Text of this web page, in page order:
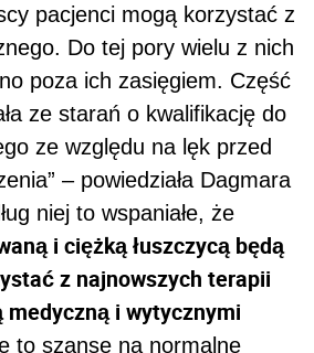
pacjenci mogą korzystać z
Do tej pory wielu z nich
poza ich zasięgiem. Część
ze starań o kwalifikację do
ze względu na lęk przed
– powiedziała Dagmara
niej to wspaniałe, że
i ciężką łuszczycą będą
z najnowszych terapii
medyczną i wytycznymi
to szansę na normalne